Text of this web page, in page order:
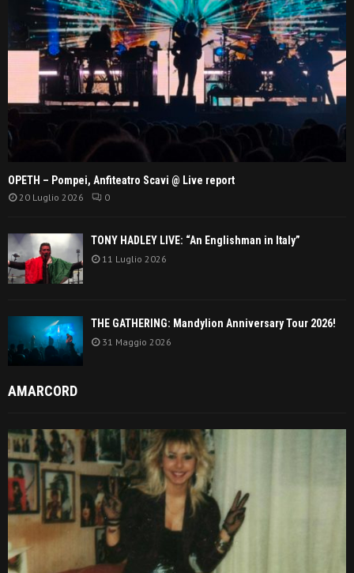
OPETH – Pompei, Anfiteatro Scavi @ Live report
20 Luglio 2026 0
TONY HADLEY LIVE: “An Englishman in Italy”
11 Luglio 2026
THE GATHERING: Mandylion Anniversary Tour 2026!
31 Maggio 2026
AMARCORD